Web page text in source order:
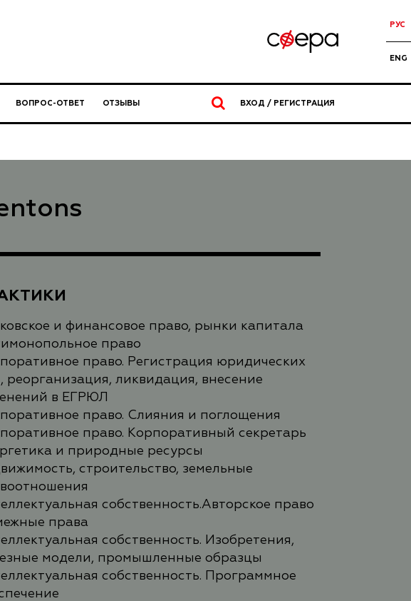
РУС
ENG
ВОПРОС-ОТВЕТ ОТЗЫВЫ ВХОД / РЕГИСТРАЦИЯ
и финансовое право, рынки капитала
право
право. Регистрация юридических
реорганизация, ликвидация, внесение
в ЕГРЮЛ
право. Слияния и поглощения
право. Корпоративный секретарь
и природные ресурсы
строительство, земельные
собственность.Авторское право
права
собственность. Изобретения,
модели, промышленные образцы
собственность. Программное